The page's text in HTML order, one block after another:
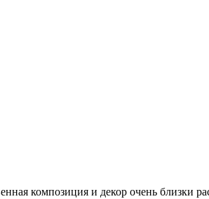
композиция и декор очень близки